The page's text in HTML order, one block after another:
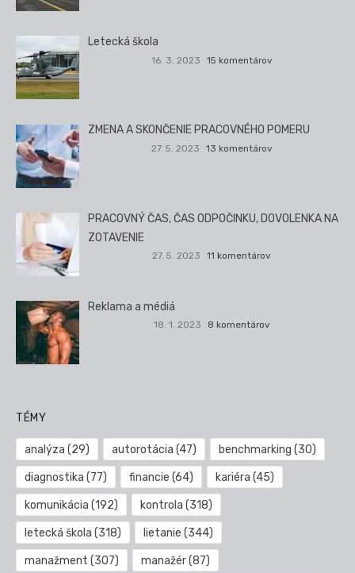
Letecká škola
16. 3. 2023 15 komentárov
ZMENA A SKONČENIE PRACOVNÉHO POMERU
27. 5. 2023 13 komentárov
PRACOVNÝ ČAS, ČAS ODPOČINKU, DOVOLENKA NA
ZOTAVENIE
27. 5. 2023 11 komentárov
Reklama a médiá
18. 1. 2023 8 komentárov
TÉMY
analýza (29) autorotácia (47) benchmarking (30)
diagnostika (77) financie (64) kariéra (45)
komunikácia (192) kontrola (318)
letecká škola (318) lietanie (344)
manažment (307) manažér(87)